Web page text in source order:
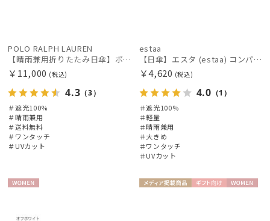
POLO RALPH LAUREN
【晴雨兼用折りたたみ日傘】ポロ ラルフ ローレン (POLO RALPH LAUREN) ポロベア 遮光100% UVメンズ日傘 自動開閉
￥11,000 (税込)
4.3 （3）
＃遮光100%
＃晴雨兼用
＃送料無料
＃ワンタッチ
＃UVカット
estaa
【日傘】エスタ (estaa) コンパクトワイド58 自動開閉傘 折りたたみ傘 軽量 晴雨兼用 遮光100％ UV100%
￥4,620 (税込)
4.0 （1）
＃遮光100%
＃軽量
＃晴雨兼用
＃大きめ
＃ワンタッチ
＃UVカット